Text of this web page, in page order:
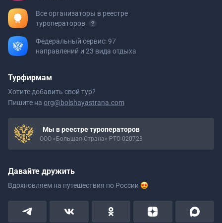
Все организаторы в реестре
туроператоров
Федеральный сервис: 97
направлений и 23 вида отдыха
Турфирмам
Хотите добавить свой тур?
Пишите на org@bolshayastrana.com
Мы в реестре туроператоров
ООО «Большая Страна» РТО 020723
Давайте дружить
Вдохновляем на путешествия по России